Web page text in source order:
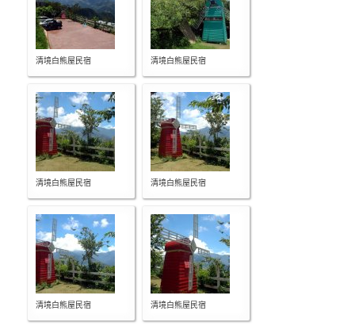
清境白熊屋民宿 清境白熊屋民宿
清境白熊屋民宿 清境白熊屋民宿
清境白熊屋民宿 清境白熊屋民宿